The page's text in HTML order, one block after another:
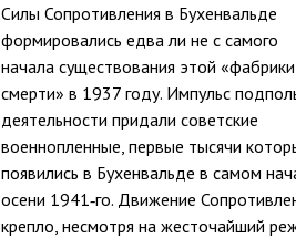
Силы Сопротивления в Бухенвальде
формировались едва ли не с самого
начала существования этой «фабрики
смерти» в 1937 году. Импульс
деятельности придали советские
военнопленные, первые тысячи
появились в Бухенвальде в самом
осени 1941‑го. Движение
крепло, несмотря на жесточайший